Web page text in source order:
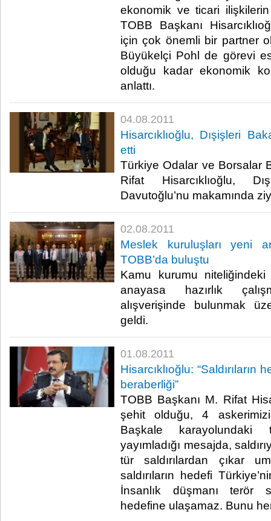
ekonomik ve ticari ilişkilerin
TOBB Başkanı
için çok önemli bir partner
Büyükelçi Pohl de görevi
olduğu kadar ekonomik
anlattı.​ ​
04.08.2011
Hisarcıklıoğlu, Dışişleri
etti
Türkiye Odalar ve Borsalar
Rifat Hisarcıklıoğlu,
Davutoğlu’nu makamında
02.08.2011
Meslek kuruluşları yeni
TOBB’da buluştu
Kamu kurumu
anayasa hazırlık
alışverişinde bulunmak
geldi.​ ​
01.08.2011
Hisarcıklıoğlu: “Saldırıların
beraberliği”
TOBB Başkanı M. Rifat
şehit olduğu, 4
Başkale karayolundaki
yayımladığı mesajda,
tür saldırılardan çıkar
saldırıların hedefi
İnsanlık düşmanı terör
hedefine ulaşamaz. Bunu